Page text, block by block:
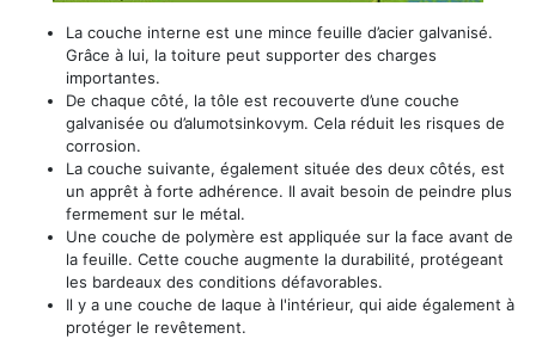
La couche interne est une mince feuille d’acier galvanisé.
Grâce à lui, la toiture peut supporter des charges
importantes.
De chaque côté, la tôle est recouverte d’une couche
galvanisée ou d’alumotsinkovym. Cela réduit les risques de
corrosion.
La couche suivante, également située des deux côtés, est
un apprêt à forte adhérence. Il avait besoin de peindre plus
fermement sur le métal.
Une couche de polymère est appliquée sur la face avant de
la feuille. Cette couche augmente la durabilité, protégeant
les bardeaux des conditions défavorables.
Il y a une couche de laque à l'intérieur, qui aide également à
protéger le revêtement.